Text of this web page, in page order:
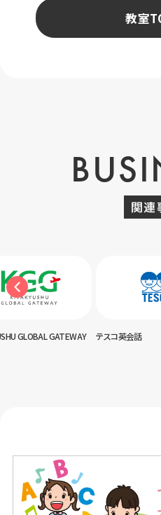
教室
関連
GLOBAL GATEWAY テスコ英会話